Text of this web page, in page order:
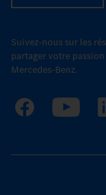
Suivez-nous sur les
partager votre
Mercedes-Benz.